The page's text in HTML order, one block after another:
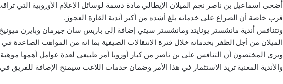
أضحى اسماعيل بن ناصر نجم الميلان الإيطالي مادة دسمة لوسائل الإعلام الأوروبية التي
قرب خاصة أن الصراع على خدماته بلغ أشده من أكبر أندية القارة العجوز.
وتتنافس أندية مانشستر يونايتد ومانشستر سيتي إضافة إلى باريس سان جيرمان وبايرن
الميلان من أجل الظفر بخدماته خلال فترة الانتقالات الصيفية بما انه من المواهب الصاعدة
ويرى المختصون أن التنافس على بن ناصر من كبار أوروبا أمر طبيعي لعدة عوامل أهمها
والأندية المعنية تريد الاستثمار في هذا الأمر وضمان خدمات اللاعب سيمنح الإضافة للفريق